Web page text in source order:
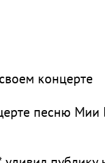
концерте
песню Мии